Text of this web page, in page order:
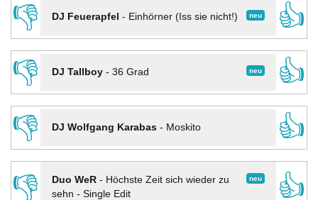
👎
neu
DJ Feuerapfel - Einhörner (Iss sie nicht!)
👍
👎
neu
DJ Tallboy- 36 Grad
👍
👎
DJ Wolfgang Karabas- Moskito
👍
👎
neu
Duo WeR- Höchste Zeit sich wieder zu
sehn - Single Edit
👍